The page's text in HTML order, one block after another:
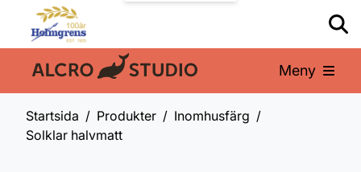
En del av: Meny
Startsida Produkter
Inomhusfärg
Solklar halvmatt